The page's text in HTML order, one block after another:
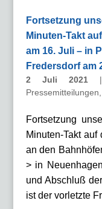
Fortsetzung
Minuten-Takt
am 16. Juli – in
Fredersdorf am
2 Juli 2021
Pressemitteilungen
Fortsetzung
Minuten-Takt
an den
> in
und Abschluß
ist der vorletzte